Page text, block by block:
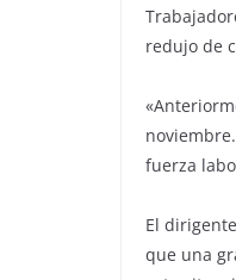
redujo de
fuerza
El
que una